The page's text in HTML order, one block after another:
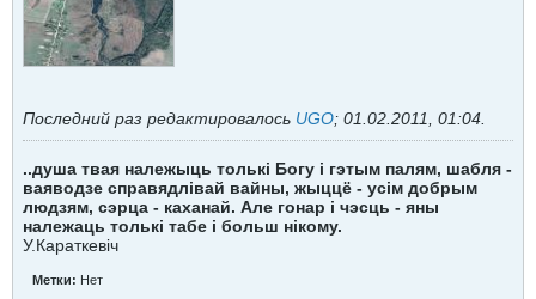
Последний раз редактировалось UGO; 01.02.2011, 01:04
..душа твая належыць толькі Богу і гэтым палям, шабля -
ваяводзе справядлівай вайны, жыццё - усім добрым
людзям, сэрца - каханай. Але гонар і чэсць - яны
належаць толькі табе і больш нікому.
У.Караткевiч
Метки: Нет